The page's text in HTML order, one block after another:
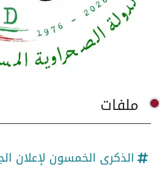
ملفات
الذكرى الخمسون لإعلان